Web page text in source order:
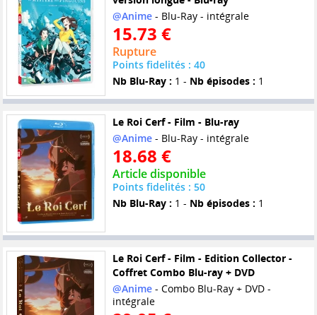
@Anime- Blu-Ray - intégrale
15.73 €
Rupture
Points fidelités : 40
Nb Blu-Ray : 1 - Nb épisodes : 1
Le Roi Cerf - Film - Blu-ray
@Anime- Blu-Ray - intégrale
18.68 €
Article disponible
Points fidelités : 50
Nb Blu-Ray : 1 - Nb épisodes : 1
Le Roi Cerf - Film - Edition Collector -
Coffret Combo Blu-ray + DVD
@Anime- Combo Blu-Ray + DVD -
intégrale